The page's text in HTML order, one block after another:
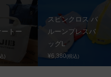
トー
)
スピンクロス バ
ルーンプレスバ
ッグL
¥6,380(税込)